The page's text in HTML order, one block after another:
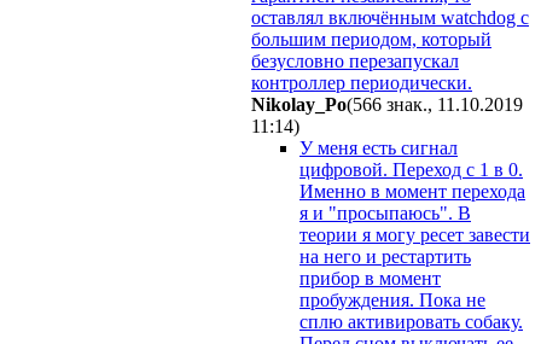
оставлял включённым watchdog с
большим периодом, который
безусловно перезапускал
контроллер периодически.
Nikolay_Po(566 знак., 11.10.2019
11:14)
У меня есть сигнал
цифровой. Переход с 1 в 0.
Именно в момент перехода
я и "просыпаюсь". В
теории я могу ресет завести
на него и рестартить
прибор в момент
пробуждения. Пока не
сплю активировать собаку.